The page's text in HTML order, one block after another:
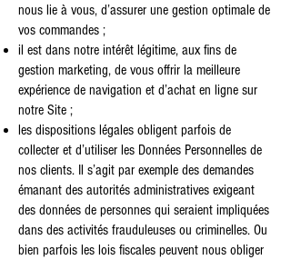
nous lie à vous, d’assurer une gestion optimale de
vos commandes ;
il est dans notre intérêt légitime, aux fins de
gestion marketing, de vous offrir la meilleure
expérience de navigation et d’achat en ligne sur
notre Site ;
les dispositions légales obligent parfois de
collecter et d’utiliser les Données Personnelles de
nos clients. Il s’agit par exemple des demandes
émanant des autorités administratives exigeant
des données de personnes qui seraient impliquées
dans des activités frauduleuses ou criminelles. Ou
bien parfois les lois fiscales peuvent nous obliger